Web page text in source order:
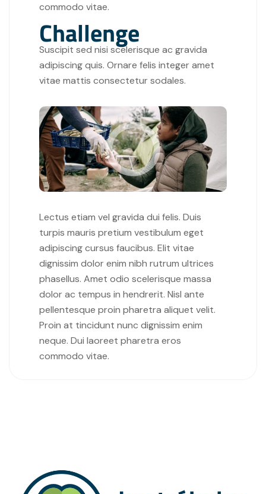
commodo vitae.
Challenge
Suscipit sed nisi scelerisque ac gravida
adipiscing quis. Ornare felis integer amet
vitae mattis consectetur sodales.
Lectus etiam vel gravida dui felis. Duis
turpis mauris pretium vestibulum eget
adipiscing cursus faucibus. Elit vitae
dignissim dolor enim nibh rutrum ultrices
phasellus. Amet odio scelerisque massa
dolor ac tempus in hendrerit. Nisl ante
pellentesque proin pharetra aliquet velit.
Proin at tincidunt nunc dignissim enim
neque. Dui laoreet pharetra eros
commodo vitae.